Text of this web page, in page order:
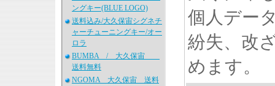
ングキー(BLUE LOGO)
送料込み/大久保宙シグネチ
ャーチューニングキー/オー
ロラ
BUMBA / 大久保宙
送料無料
NGOMA 大久保宙 送料
個人デー
紛失、改
めます。